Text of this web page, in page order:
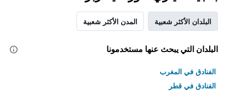
البلدان الأكثر شعبية المدن الأكثر شعبية
البلدان التي يبحث عنها مستخدمونا
الفنادق في المغرب
الفنادق في قطر